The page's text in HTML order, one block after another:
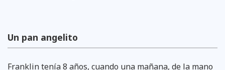
Un pan angelito
Franklin tenía 8 años, cuando una mañana, de la mano